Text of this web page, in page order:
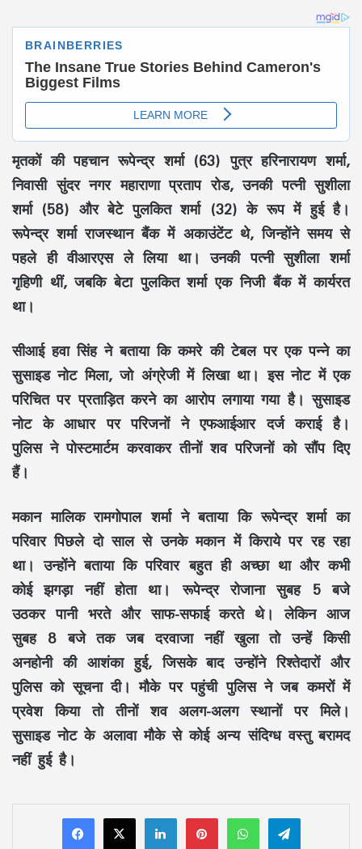
मृतकों की पहचान रूपेन्द्र शर्मा (63) पुत्र हरिनारायण शर्मा,
निवासी सुंदर नगर महाराणा प्रताप रोड, उनकी पत्नी सुशीला
शर्मा (58) और बेटे पुलकित शर्मा (32) के रूप में हुई है।
रूपेन्द्र शर्मा राजस्थान बैंक में अकाउंटेंट थे, जिन्होंने समय से
पहले ही वीआरएस ले लिया था। उनकी पत्नी सुशीला शर्मा
गृहिणी थीं, जबकि बेटा पुलकित शर्मा एक निजी बैंक में कार्यरत
था।
सीआई हवा सिंह ने बताया कि कमरे की टेबल पर एक पन्ने का
सुसाइड नोट मिला, जो अंग्रेजी में लिखा था। इस नोट में एक
परिचित पर प्रताड़ित करने का आरोप लगाया गया है। सुसाइड
नोट के आधार पर परिजनों ने एफआईआर दर्ज कराई है।
पुलिस ने पोस्टमार्टम करवाकर तीनों शव परिजनों को सौंप दिए
हैं।
मकान मालिक रामगोपाल शर्मा ने बताया कि रूपेन्द्र शर्मा का
परिवार पिछले दो साल से उनके मकान में किराये पर रह रहा
था। उन्होंने बताया कि परिवार बहुत ही अच्छा था और कभी
कोई झगड़ा नहीं होता था। रूपेन्द्र रोजाना सुबह 5 बजे
उठकर पानी भरते और साफ-सफाई करते थे। लेकिन आज
सुबह 8 बजे तक जब दरवाजा नहीं खुला तो उन्हें किसी
अनहोनी की आशंका हुई, जिसके बाद उन्होंने रिश्तेदारों और
पुलिस को सूचना दी। मौके पर पहुंची पुलिस ने जब कमरों में
प्रवेश किया तो तीनों शव अलग-अलग स्थानों पर मिले।
सुसाइड नोट के अलावा मौके से कोई अन्य संदिग्ध वस्तु बरामद
नहीं हुई है।
LinkedInPinterestWhatsAppTelegram